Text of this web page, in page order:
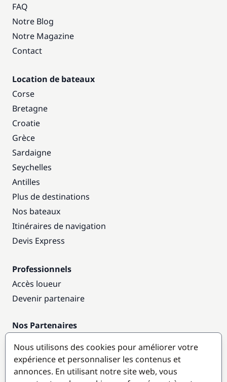
FAQ
Notre Blog
Notre Magazine
Contact
Location de bateaux
Corse
Bretagne
Croatie
Grèce
Sardaigne
Seychelles
Antilles
Plus de destinations
Nos bateaux
Itinéraires de navigation
Devis Express
Professionnels
Accès loueur
Devenir partenaire
Nos Partenaires
Destinations populaires
Nous utilisons des cookies pour améliorer votre
expérience et personnaliser les contenus et
annonces. En utilisant notre site web, vous